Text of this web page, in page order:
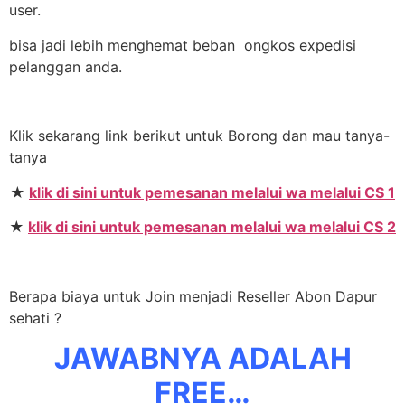
user.
bisa jadi lebih menghemat beban ongkos expedisi
pelanggan anda.
Klik sekarang link berikut untuk Borong dan mau tanya-
tanya
★ klik di sini untuk pemesanan melalui wa melalui CS 1
★ klik di sini untuk pemesanan melalui wa melalui CS 2
Berapa biaya untuk Join menjadi Reseller Abon Dapur
sehati ?
JAWABNYA ADALAH
FREE…